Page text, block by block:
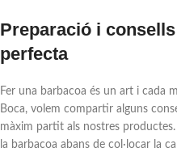
Preparació i
perfecta
Fer una barbacoa és un art i cada
Boca, volem compartir alguns
màxim partit als nostres
la barbacoa abans de col·locar la